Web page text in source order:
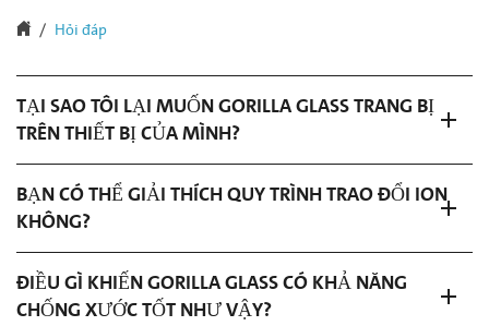
Hỏi đáp
TẠI SAO TÔI LẠI MUỐN GORILLA GLASS TRANG BỊ
TRÊN THIẾT BỊ CỦA MÌNH?
BẠN CÓ THỂ GIẢI THÍCH QUY TRÌNH TRAO ĐỔI ION
KHÔNG?
ĐIỀU GÌ KHIẾN GORILLA GLASS CÓ KHẢ NĂNG
CHỐNG XƯỚC TỐT NHƯ VẬY?